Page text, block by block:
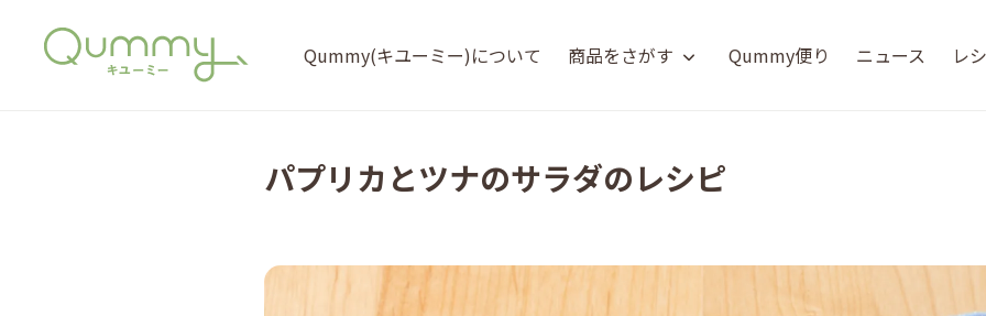
Qummy(キユーミー)について 商品をさがす Qummy便り ニュース レ
パプリカとツナのサラダのレシピ